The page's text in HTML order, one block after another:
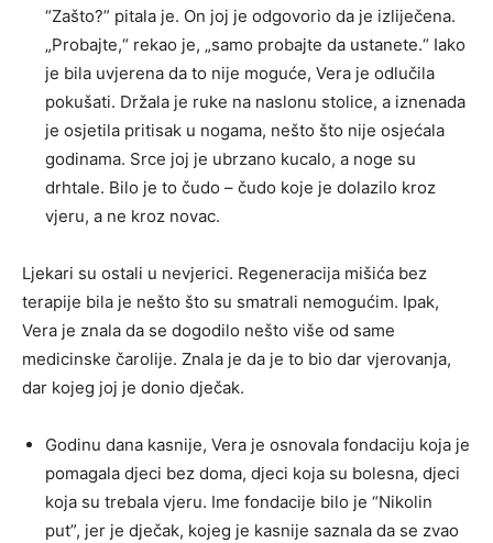
“Zašto?” pitala je. On joj je odgovorio da je izliječena.
„Probajte,“ rekao je, „samo probajte da ustanete.“ Iako
je bila uvjerena da to nije moguće, Vera je odlučila
pokušati. Držala je ruke na naslonu stolice, a iznenada
je osjetila pritisak u nogama, nešto što nije osjećala
godinama. Srce joj je ubrzano kucalo, a noge su
drhtale. Bilo je to čudo – čudo koje je dolazilo kroz
vjeru, a ne kroz novac.
Ljekari su ostali u nevjerici. Regeneracija mišića bez
terapije bila je nešto što su smatrali nemogućim. Ipak,
Vera je znala da se dogodilo nešto više od same
medicinske čarolije. Znala je da je to bio dar vjerovanja,
dar kojeg joj je donio dječak.
Godinu dana kasnije, Vera je osnovala fondaciju koja je
pomagala djeci bez doma, djeci koja su bolesna, djeci
koja su trebala vjeru. Ime fondacije bilo je “Nikolin
put”, jer je dječak, kojeg je kasnije saznala da se zvao